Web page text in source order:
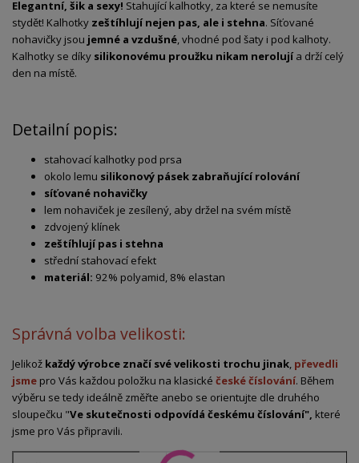
Elegantní, šik a sexy! Stahující kalhotky, za které se nemusíte
stydět! Kalhotky zeštíhlují nejen pas, ale i stehna. Síťované
nohavičky jsou jemné a vzdušné, vhodné pod šaty i pod kalhoty.
Kalhotky se díky silikonovému proužku nikam nerolujía drží celý
den na místě.
Detailní popis:
stahovací kalhotky pod prsa
okolo lemu silikonový pásek zabraňující rolování
síťované nohavičky
lem nohaviček je zesílený, aby držel na svém místě
zdvojený klínek
zeštíhlují pas i stehna
střední stahovací efekt
materiál: 92% polyamid, 8% elastan
Správná volba velikosti:
Jelikož každý výrobce značí své velikosti trochu jinak, převedli
jsme pro Vás každou položku na klasické české číslování. Během
výběru se tedy ideálně změřte anebo se orientujte dle druhého
sloupečku "Ve skutečnosti odpovídá českému číslování", které
jsme pro Vás připravili.